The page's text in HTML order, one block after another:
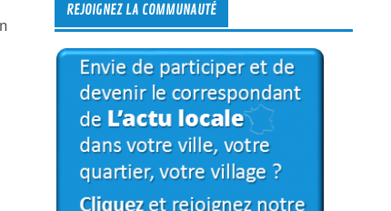
REJOIGNEZ LA COMMUNAUTÉ